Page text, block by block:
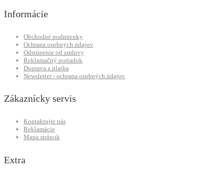
Informácie
Obchodné podmienky
Ochrana osobných údajov
Odstúpenie od zmluvy
Reklamačný poriadok
Doprava a platba
Newsletter - ochrana osobných údajov
Zákaznícky servis
Kontaktujte nás
Reklamácie
Mapa stránok
Extra